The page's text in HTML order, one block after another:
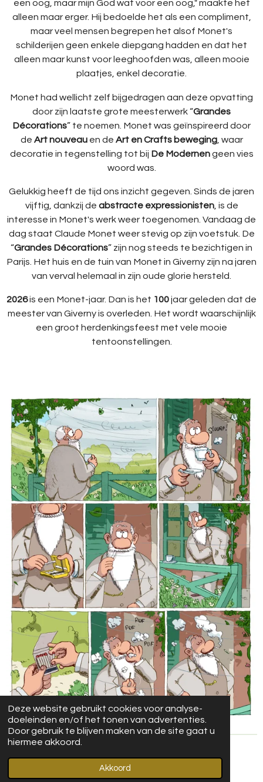
Deze website gebruikt cookies voor analyse-
doeleinden en/of het tonen van advertenties.
Door gebruik te blijven maken van de site gaat u
hiermee akkoord.
Akkoord
een oog, maar mijn God wat voor een oog," maakte het
alleen maar erger. Hij bedoelde het als een compliment,
maar veel mensen begrepen het alsof Monet's
schilderijen geen enkele diepgang hadden en dat het
alleen maar kunst voor leeghoofden was, alleen mooie
plaatjes, enkel decoratie.
Monet had wellicht zelf bijgedragen aan deze opvatting
door zijn laatste grote meesterwerk “Grandes
Décorations” te noemen. Monet was geïnspireerd door
de Art nouveauen de Art en Crafts beweging, waar
decoratie in tegenstelling tot bij De Modernengeen vies
woord was.
Gelukkig heeft de tijd ons inzicht gegeven. Sinds de jaren
vijftig, dankzij de abstracte expressionisten, is de
interesse in Monet's werk weer toegenomen. Vandaag de
dag staat Claude Monet weer stevig op zijn voetstuk. De
“Grandes Décorations” zijn nog steeds te bezichtigen in
Parijs. Het huis en de tuin van Monet in Giverny zijn na jaren
van verval helemaal in zijn oude glorie hersteld.
2026is een Monet-jaar. Dan is het 100jaar geleden dat de
meester van Giverny is overleden. Het wordt waarschijnlijk
een groot herdenkingsfeest met vele mooie
tentoonstellingen.